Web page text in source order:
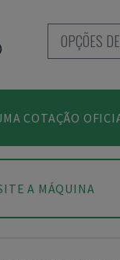
OPÇÕES
COTAÇÃO
A MÁQUINA